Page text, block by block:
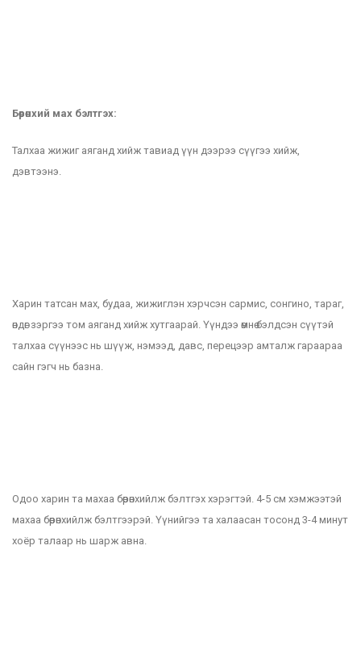
Бөөрөнхий мах бэлтгэх:
Талхаа жижиг аяганд хийж тавиад үүн дээрээ сүүгээ хийж,
дэвтээнэ.
Харин татсан мах, будаа, жижиглэн хэрчсэн сармис, сонгино, тараг,
өндөг зэргээ том аяганд хийж хутгаарай. Үүндээ өмнө бэлдсэн сүүтэй
талхаа сүүнээс нь шүүж, нэмээд, давс, перецээр амталж гараараа
сайн гэгч нь базна.
Одоо харин та махаа бөөрөнхийлж бэлтгэх хэрэгтэй. 4-5 см хэмжээтэй
махаа бөөрөнхийлж бэлтгээрэй. Үүнийгээ та халаасан тосонд 3-4 минут
хоёр талаар нь шарж авна.